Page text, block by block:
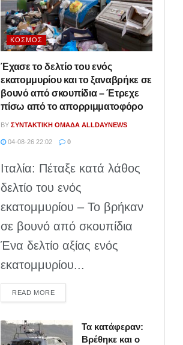
ΚΌΣΜΟΣ
Έχασε το δελτίο του ενός
εκατομμυρίου και το ξαναβρήκε σε
βουνό από σκουπίδια – Έτρεχε
πίσω από το απορριμματοφόρο
BY ΣΥΝΤΑΚΤΙΚΉ ΟΜΆΔΑ ALLDAYNEWS
04-08-26 22:02 0
Ιταλία: Πέταξε κατά λάθος
δελτίο του ενός
εκατομμυρίου – Το βρήκαν
σε βουνό από σκουπίδια
Ένα δελτίο αξίας ενός
εκατομμυρίου...
READ MOREDETAILS
Τα κατάφεραν:
Βρέθηκε και ο